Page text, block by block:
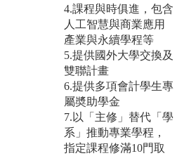
4.課程與時俱進，包含
人工智慧與商業應用
產業與永續學程等
5.提供國外大學交換及
雙聯計畫
6.提供多項會計學生專
屬奬助學金
7.以「主修」替代「學
系」推動專業學程，
指定課程修滿10門取